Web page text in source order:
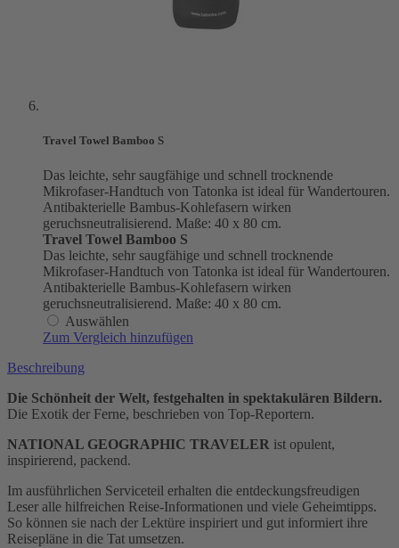
Travel Towel Bamboo S
Das leichte, sehr saugfähige und schnell trocknende
Mikrofaser-Handtuch von Tatonka ist ideal für Wandertouren.
Antibakterielle Bambus-Kohlefasern wirken
geruchsneutralisierend. Maße: 40 x 80 cm.
Travel Towel Bamboo S
Das leichte, sehr saugfähige und schnell trocknende
Mikrofaser-Handtuch von Tatonka ist ideal für Wandertouren.
Antibakterielle Bambus-Kohlefasern wirken
geruchsneutralisierend. Maße: 40 x 80 cm.
Auswählen
Zum Vergleich hinzufügen
Beschreibung
Die Schönheit der Welt, festgehalten in spektakulären Bildern.
Die Exotik der Ferne, beschrieben von Top-Reportern.
NATIONAL GEOGRAPHIC TRAVELER ist opulent,
inspirierend, packend.
Im ausführlichen Serviceteil erhalten die entdeckungsfreudigen
Leser alle hilfreichen Reise-Informationen und viele Geheimtipps.
So können sie nach der Lektüre inspiriert und gut informiert ihre
Reisepläne in die Tat umsetzen.